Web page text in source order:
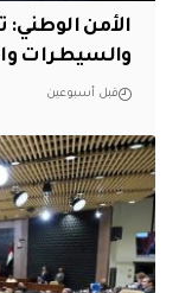
والسيطرات والقبض
قبل أسبوعين